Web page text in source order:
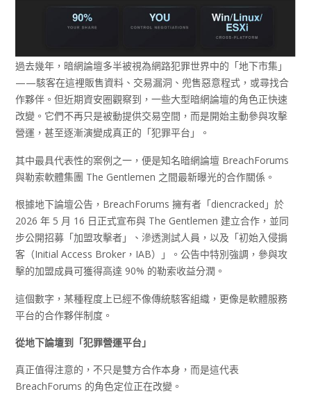
過去幾年，暗網論壇多半被視為網路犯罪世界中的「地下市集」
——駭客在這裡販售資料、交易漏洞、兜售惡意程式，或尋找合
作夥伴。但近期資安圈觀察到，一些大型暗網論壇的角色正快速
改變。它們不再只是被動提供交易空間，而是開始主動參與攻擊
營運，甚至逐漸演變成真正的「犯罪平台」。
其中最具代表性的案例之一，便是知名暗網論壇 BreachForums
與勒索軟體集團 The Gentlemen 之間最新曝光的合作關係。
根據地下論壇公告，BreachForums 擁有者「diencracked」於
2026 年 5 月 16 日正式宣布與 The Gentlemen 建立合作，並同
步公開招募「加盟攻擊者」、滲透測試人員，以及「初始入侵掮
客（Initial Access Broker，IAB）」。公告中特別強調，參與攻
擊的加盟成員可獲得高達 90% 的勒索收益分潤。
這個數字，某種程度上已經不像傳統駭客組織，更像是軟體服務
平台的合作夥伴制度。
從地下論壇到「犯罪營運平台」
真正值得注意的，不只是雙方合作本身，而是這代表
BreachForums 的角色定位正在改變。